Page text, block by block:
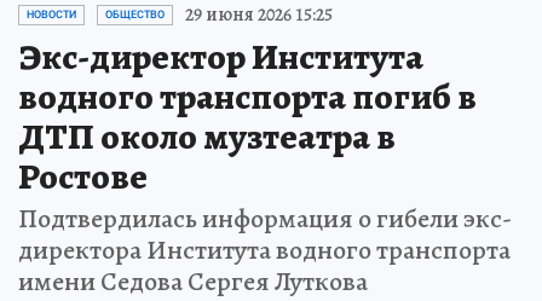
НОВОСТИ ОБЩЕСТВО 29 июня 2026 15:25
Экс-директор Института
водного транспорта погиб в
ДТП около музтеатра в
Ростове
Подтвердилась информация о гибели экс-
директора Института водного транспорта
имени Седова Сергея Луткова